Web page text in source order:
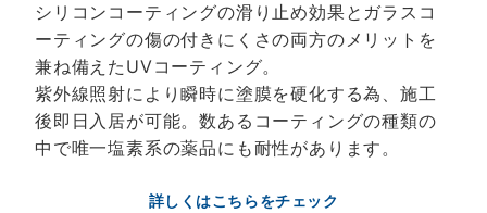
シリコンコーティングの滑り止め効果とガラスコ
ーティングの傷の付きにくさの両方のメリットを
兼ね備えたUVコーティング。
紫外線照射により瞬時に塗膜を硬化する為、施工
後即日入居が可能。数あるコーティングの種類の
中で唯一塩素系の薬品にも耐性があります。
詳しくはこちらをチェック